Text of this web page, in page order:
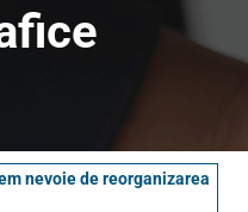
nevoie de reorganizarea